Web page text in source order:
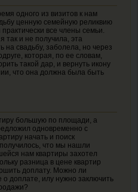
одного из визитов к нам
ценную семейную реликвию
все члены семьи.
так и не получила, эта
на свадьбу, заболела, но через
которая, по ее словам,
такой дар, и вернуть икону
что она должна была быть
большую по площади, а
одновременно с
начать и поиск
что мы нашли
нам квартиры захотел
разница в цене квартир
доплату. Можно ли
о доплате, илу нужно заключить